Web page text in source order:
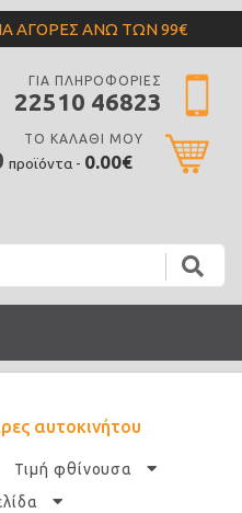
ΑΓΟΡΕΣ ΑΝΩ ΤΩΝ 99€
ΓΙΑ ΠΛΗΡΟΦΟΡΙΕΣ
22510 46823
ΤΟ ΚΑΛΑΘΙ ΜΟΥ
προϊόντα - 0.00€
αυτοκινήτου
Τιμή φθίνουσα